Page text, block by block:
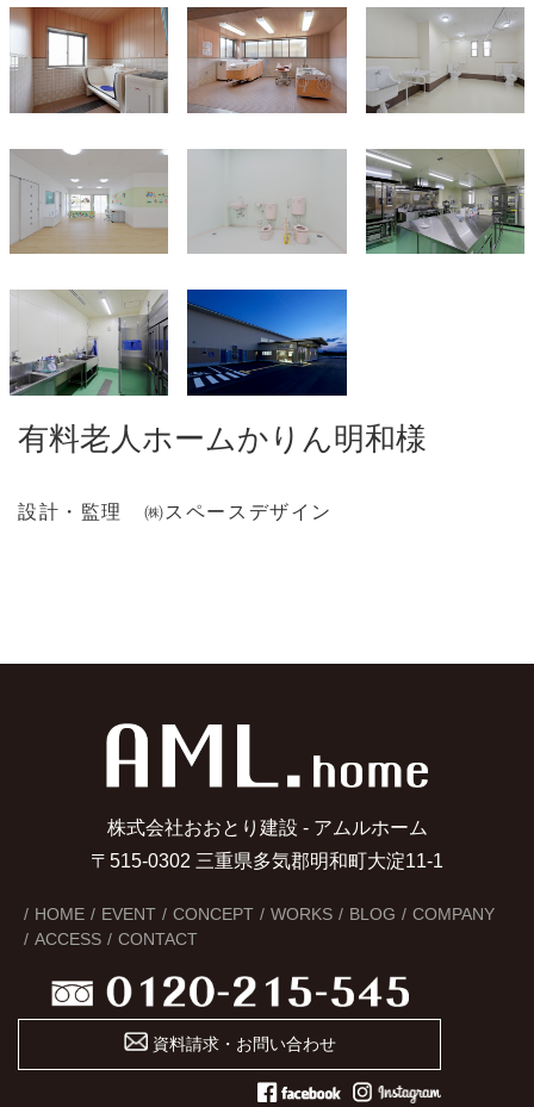
有料老人ホームかりん明和様
設計・監理 ㈱スペースデザイン
株式会社おおとり建設 - アムルホーム
〒515-0302 三重県多気郡明和町大淀11-1
HOME EVENT CONCEPT WORKS BLOG
COMPANY
ACCESS
CONTACT
資料請求・お問い合わせ